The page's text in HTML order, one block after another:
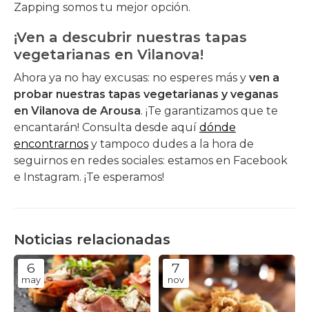
Zapping somos tu mejor opción.
¡Ven a descubrir nuestras tapas
vegetarianas en Vilanova!
Ahora ya no hay excusas: no esperes más y ven a
probar nuestras tapas vegetarianas y veganas
en Vilanova de Arousa. ¡Te garantizamos que te
encantarán! Consulta desde aquí dónde
encontrarnos y tampoco dudes a la hora de
seguirnos en redes sociales: estamos en Facebook
e Instagram. ¡Te esperamos!
Noticias relacionadas
6
may
7
nov